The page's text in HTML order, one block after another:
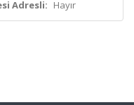
Adresli: Hayır